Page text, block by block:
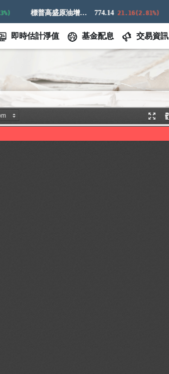
標普高盛原油增強超額回報指數 774.14 21.16(2.81%)
即時估計淨值 基金配息 交易資訊